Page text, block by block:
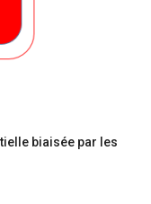
biaisée par les